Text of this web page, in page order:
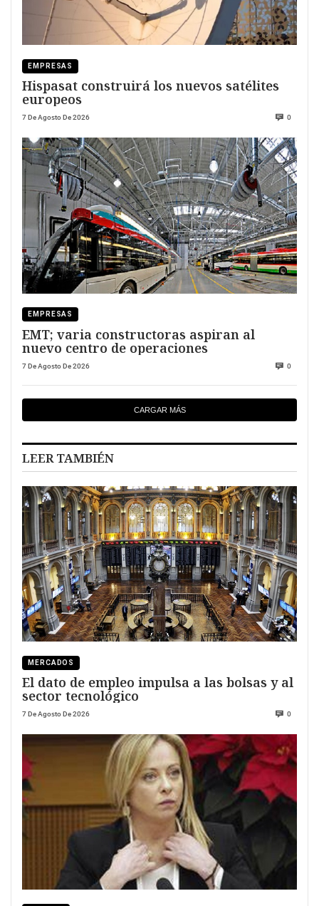
EMPRESAS
Hispasat construirá los nuevos satélites
europeos
7 De Agosto De 2026 0
EMPRESAS
EMT; varia constructoras aspiran al
nuevo centro de operaciones
7 De Agosto De 2026 0
CARGAR MÁS
LEER TAMBIÉN
MERCADOS
El dato de empleo impulsa a las bolsas y al
sector tecnológico
7 De Agosto De 2026 0